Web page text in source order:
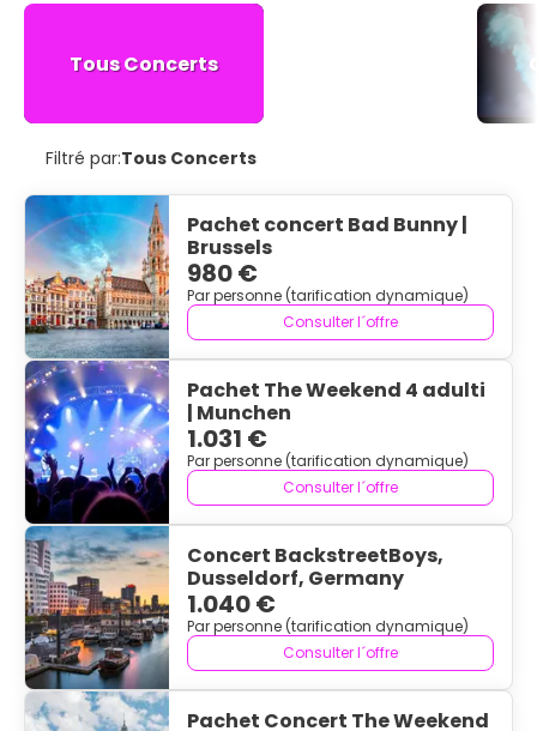
Tous Concerts
Filtré par:Tous Concerts
Pachet concert Bad Bunny |
Brussels
980 €
Par personne (tarification dynamique)
Consulter l´offre
Pachet The Weekend 4 adulti
| Munchen
1.031 €
Par personne (tarification dynamique)
Consulter l´offre
Concert BackstreetBoys,
Dusseldorf, Germany
1.040 €
Par personne (tarification dynamique)
Consulter l´offre
Pachet Concert The Weekend